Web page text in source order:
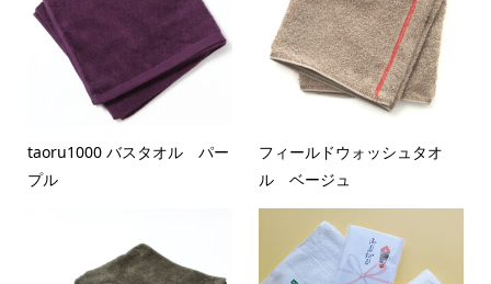
taoru1000 バスタオル パー
プル
フィールドウォッシュタオ
ル ベージュ